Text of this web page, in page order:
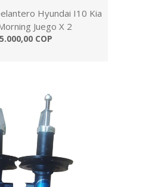
Hyundai I10 Kia
Juego X 2
COP